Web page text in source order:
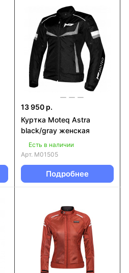
13 950 р.
Куртка Moteq Astra
black/gray женская
Есть в наличии
Арт. M01505
Подробнее